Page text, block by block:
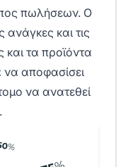
πωλήσεων. Ο
ανάγκες και τις
και τα προϊόντα
να αποφασίσει
να ανατεθεί